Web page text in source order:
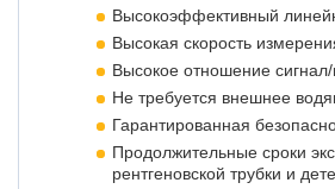
Высокоэффективный
Высокая скорость
Высокое отношение
Не требуется внешнее
Гарантированная
Продолжительные сроки
рентгеновской трубки и